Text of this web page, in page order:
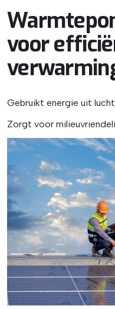
voor
Gebruikt energie uit
Zorgt voor